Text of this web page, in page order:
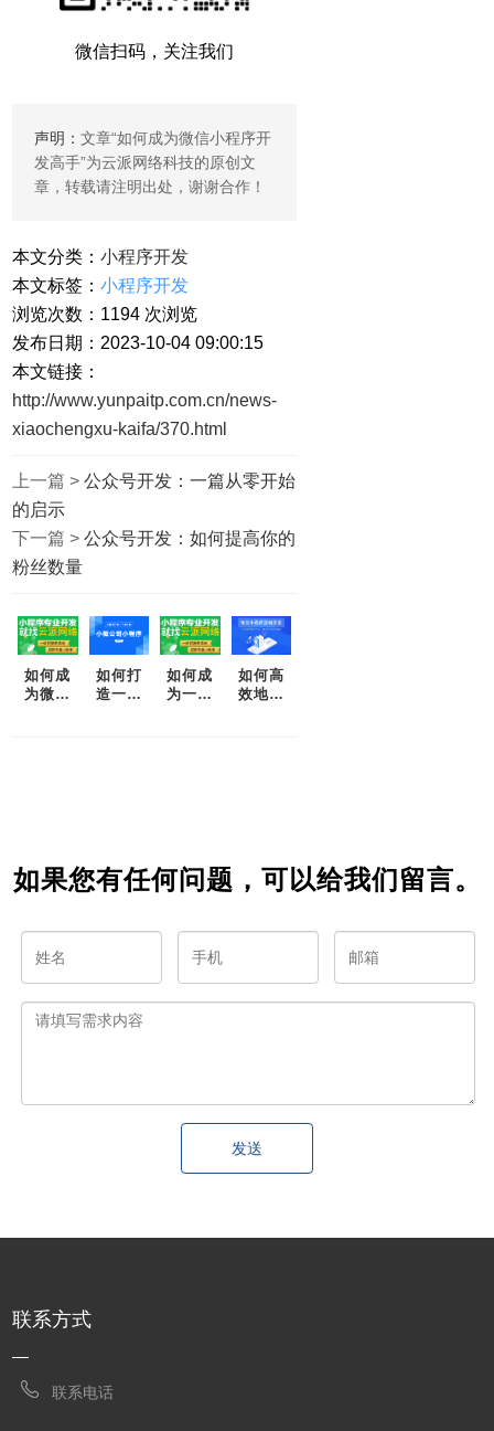
微信扫码，关注我们
声明：文章“如何成为微信小程序开
发高手”为云派网络科技的原创文
章，转载请注明出处，谢谢合作！
本文分类：小程序开发
本文标签：小程序开发
浏览次数： 1194 次浏览
发布日期：2023-10-04 09:00:15
本文链接：
http://www.yunpaitp.com.cn/news-
xiaochengxu-kaifa/370.html
上一篇 > 公众号开发：一篇从零开始
的启示
下一篇 > 公众号开发：如何提高你的
粉丝数量
如何成
为微信
如何打
造一款
如何成
为一名
如何高
效地开
如果您有任何问题，可以给我们留言。
发送
联系方式
联系电话